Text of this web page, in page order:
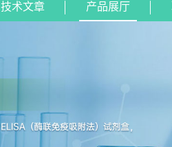
技术文章 产品展厅